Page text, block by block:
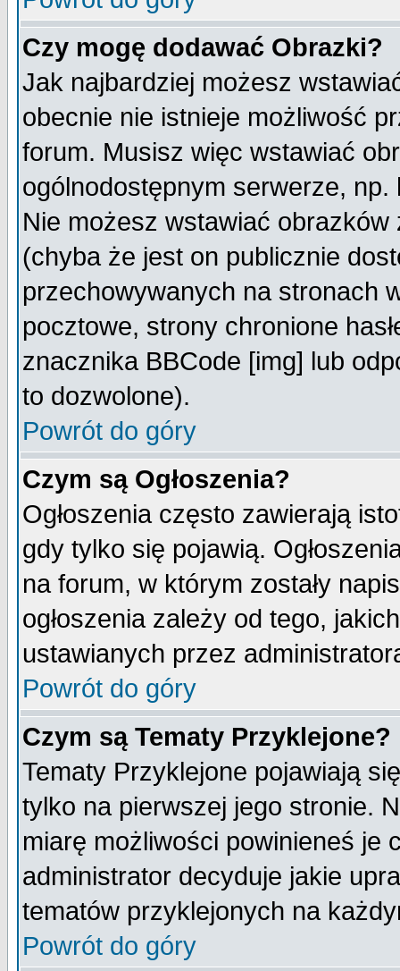
Czy mogę dodawać Obrazki?
Jak najbardziej możesz
obecnie nie istnieje możliwość
forum. Musisz więc wstawiać
ogólnodostępnym serwerze,
Nie możesz wstawiać
(chyba że jest on publicznie
przechowywanych na stronach
pocztowe, strony chronione
znacznika BBCode [img] lub
to dozwolone).
Powrót do góry
Czym są Ogłoszenia?
Ogłoszenia często zawierają
gdy tylko się pojawią.
na forum, w którym zostały
ogłoszenia zależy od tego,
ustawianych przez
Powrót do góry
Czym są Tematy Przyklejone?
Tematy Przyklejone pojawiają
tylko na pierwszej jego stronie.
miarę możliwości powinieneś je
administrator decyduje jakie
tematów przyklejonych na
Powrót do góry